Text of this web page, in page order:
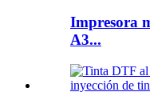
Impresora
A3...